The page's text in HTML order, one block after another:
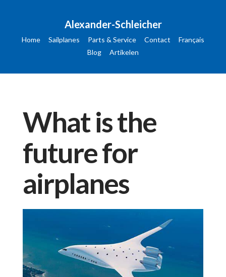
Alexander-Schleicher
Home Sailplanes Parts & Service Contact
Français
Blog
Artikelen
What is the
future for
airplanes